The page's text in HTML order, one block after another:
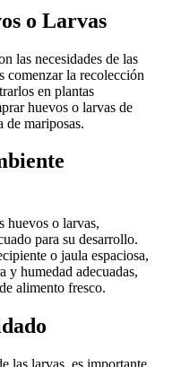
o Larvas
las necesidades de las
comenzar la recolección
en plantas
huevos o larvas de
de mariposas.
huevos o larvas,
para su desarrollo.
o jaula espaciosa,
y humedad adecuadas,
alimento fresco.